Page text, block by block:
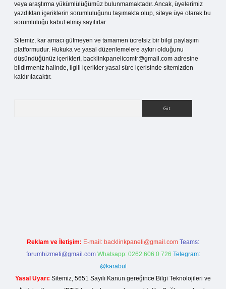
veya araştırma yükümlülüğümüz bulunmamaktadır. Ancak, üyelerimiz
yazdıkları içeriklerin sorumluluğunu taşımakta olup, siteye üye olarak bu
sorumluluğu kabul etmiş sayılırlar.
Sitemiz, kar amacı gütmeyen ve tamamen ücretsiz bir bilgi paylaşım
platformudur. Hukuka ve yasal düzenlemelere aykırı olduğunu
düşündüğünüz içerikleri, backlinkpanelicomtr@gmail.com adresine
bildirmeniz halinde, ilgili içerikler yasal süre içerisinde sitemizden
kaldırılacaktır.
Reklam ve İletişim: E-mail: backlinkpaneli@gmail.com Teams:
forumhizmeti@gmail.com Whatsapp: 0262 606 0 726 Telegram:
@karabul
Yasal Uyarı: Sitemiz, 5651 Sayılı Kanun gereğince Bilgi Teknolojileri ve